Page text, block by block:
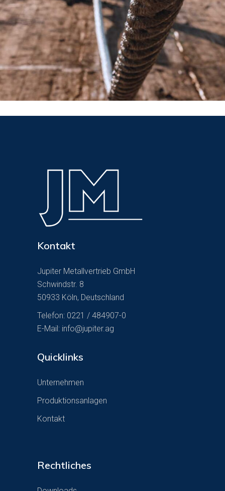
Kontakt
Jupiter Metallvertrieb GmbH
Schwindstr. 8
50933 Köln, Deutschland
Telefon: 0221 / 484907-0
E-Mail: info@jupiter.ag
Quicklinks
Unternehmen
Produktionsanlagen
Kontakt
Rechtliches